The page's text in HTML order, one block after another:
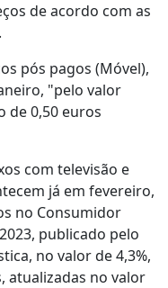
de acordo com as
pós pagos (Móvel),
"pelo valor
de 0,50 euros
com televisão e
já em fevereiro,
no Consumidor
publicado pelo
no valor de 4,3%,
atualizadas no valor